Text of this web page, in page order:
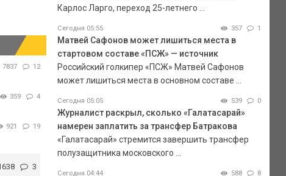
7837 12
359 4
921 19
3
Карлос Ларго, переход 25-летнего ...
Сегодня 05:55 357 1
Матвей Сафонов может лишиться места в
стартовом составе «ПСЖ» — источник
Российский голкипер «ПСЖ» Матвей Сафонов
может лишиться места в основном составе ...
Сегодня 05:05 539 0
Журналист раскрыл, сколько «Галатасарай»
намерен заплатить за трансфер Батракова
«Галатасарай» стремится завершить трансфер
полузащитника московского ...
Сегодня 04:44 588 8